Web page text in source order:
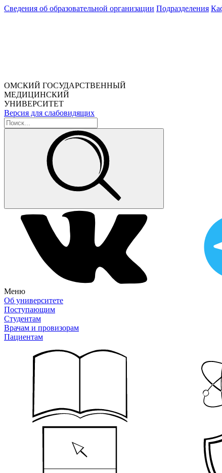
Сведения об образовательной организации Подразделения
ОМСКИЙ ГОСУДАРСТВЕННЫЙ
МЕДИЦИНСКИЙ
УНИВЕРСИТЕТ
Версия для слабовидящих
Меню
Об университете
Поступающим
Студентам
Врачам и провизорам
Пациентам